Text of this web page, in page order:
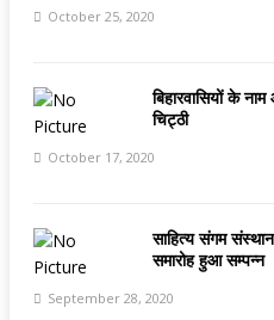
October 25, 2020
बिहारवासियों के
चिट्ठी
October 17, 2020
साहित्य संगम
समारोह हुआ सम्पन्न
September 28, 2020